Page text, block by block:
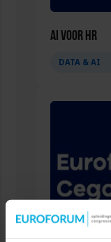
AI voor HR
DATA & AI